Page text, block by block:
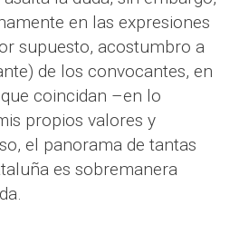
en las expresiones
supuesto, acostumbro a
de los convocantes, en
coincidan –en lo
propios valores y
el panorama de tantas
es sobremanera